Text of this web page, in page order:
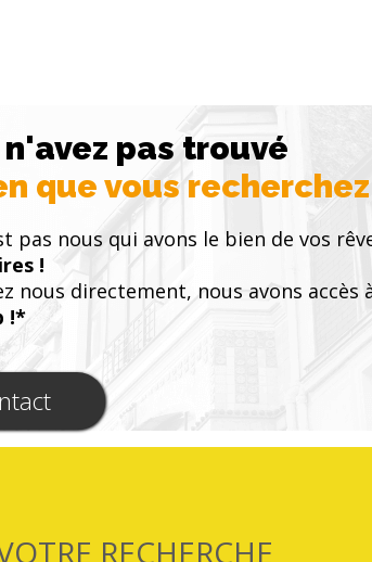
n'avez pas trouvé
que vous recherchez
pas nous qui avons le bien de vos
!
nous directement, nous avons accès
!*
RECHERCHE